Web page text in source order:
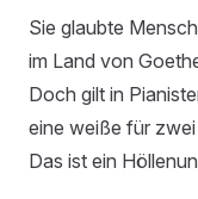
Sie glaubte
im Land von
Doch gilt in
eine weiße für
Das ist ein